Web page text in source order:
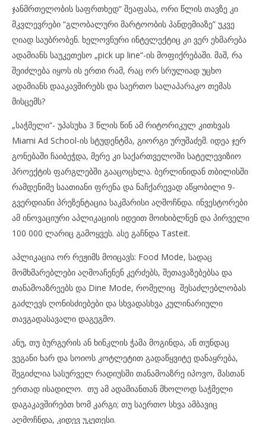
ჯანმრთელობის საფრთხედ“ შეაფასა, ორი წლის თავზე კი
მკვლევრები “გლობალური მარტოობის პანდემიაზე” უკვე
ღიად საუბრობენ. ხელოვნური ინტელექტიც კი ვერ ეხმარება
ადამიანს საუკეთესო „pick up line“-ის მოფიქრებაში. მაშ, რა
შეიძლება იყოს ის ერთი რამ, რაც ორ სრულიად უცხო
ადამიანს დააკავშირებს და საერთო სალაპარაკო თემას
მისცემს?
„საჭმელი“- უპასუხა 3 წლის წინ ამ რიტორიკულ კითხვას
Miami Ad School-ის სტუდენტმა, გიორგი ურუშაძემ. იდეა ჯერ
გონებაში ჩაიბეჭდა, მერე კი საქართველოში სატელევიზიო
პროექტის ფარგლებში გააცოცხლა. ბერლინიდან თბილისში
რამდენიმე საათიანი ფრენა და ნაჩქარევად აწყობილი 9-
გვერდიანი პრეზენტაცია საკმარისი აღმოჩნდა. ინვესტორები
ამ ინოვაციური აპლიკაციის იდეით მოიხიბლნენ და პირველი
100 000 ლარიც გამოყვეს. ასე გაჩნდა Tasteit.
აპლიკაცია ორ რეჟიმს მოიცავს: Food Mode, სადაც
მომხმარებლები აღმოაჩენენ კერძებს, შეთავაზებებსა და
თანამოაზრეებს და Dine Mode, რომელიც შესაძლებლობას
გაძლევს ღონისძიებები და სხვადასხვა კულინარიული
თავგადასავალი დაგეგმო.
ანუ, თუ ბურგერის ან ხინკლის ჭამა მოგინდა, ან თუნდაც
ვეგანი ხარ და სოიოს კოტლეტით გადაწყვიტე დანაყრება,
შეგიძლია სასურველ რადიუსში თანამოაზრე იპოვო, მასთან
ერთად ისადილო. თუ ამ ადამიანთან მხოლოდ საჭმელი
დაგაკავშირებთ ხომ კარგი; თუ საერთო სხვა ამბავიც
აღმოჩნდა, კიდევ უკეთესი.